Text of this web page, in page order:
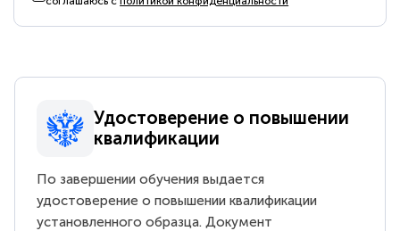
Удостоверение о повышении
квалификации
По завершении обучения выдается
удостоверение о повышении квалификации
установленного образца. Документ